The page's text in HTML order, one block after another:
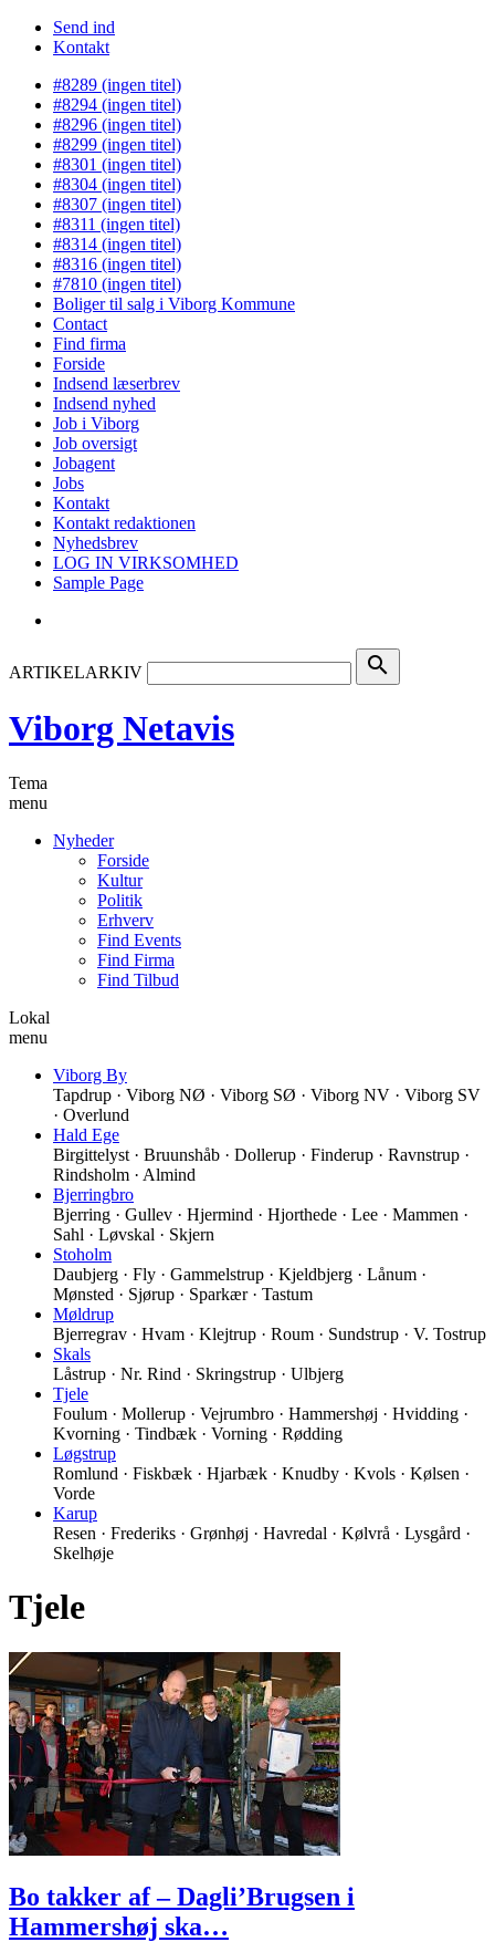
Send ind
Kontakt
#8289 (ingen titel)
#8294 (ingen titel)
#8296 (ingen titel)
#8299 (ingen titel)
#8301 (ingen titel)
#8304 (ingen titel)
#8307 (ingen titel)
#8311 (ingen titel)
#8314 (ingen titel)
#8316 (ingen titel)
#7810 (ingen titel)
Boliger til salg i Viborg Kommune
Contact
Find firma
Forside
Indsend læserbrev
Indsend nyhed
Job i Viborg
Job oversigt
Jobagent
Jobs
Kontakt
Kontakt redaktionen
Nyhedsbrev
LOG IN VIRKSOMHED
Sample Page
ARTIKELARKIV search
Viborg Netavis
Tema
menu
Nyheder
Forside
Kultur
Politik
Erhverv
Find Events
Find Firma
Find Tilbud
Lokal
menu
Viborg By
Tapdrup · Viborg NØ · Viborg SØ · Viborg NV · Viborg SV
· Overlund
Hald Ege
Birgittelyst · Bruunshåb · Dollerup · Finderup · Ravnstrup ·
Rindsholm · Almind
Bjerringbro
Bjerring · Gullev · Hjermind · Hjorthede · Lee · Mammen ·
Sahl · Løvskal · Skjern
Stoholm
Daubjerg · Fly · Gammelstrup · Kjeldbjerg · Lånum ·
Mønsted · Sjørup · Sparkær · Tastum
Møldrup
Bjerregrav · Hvam · Klejtrup · Roum · Sundstrup · V. Tostrup
Skals
Låstrup · Nr. Rind · Skringstrup · Ulbjerg
Tjele
Foulum · Mollerup · Vejrumbro · Hammershøj · Hvidding ·
Kvorning · Tindbæk · Vorning · Rødding
Løgstrup
Romlund · Fiskbæk · Hjarbæk · Knudby · Kvols · Kølsen ·
Vorde
Karup
Resen · Frederiks · Grønhøj · Havredal · Kølvrå · Lysgård ·
Skelhøje
Tjele
Bo takker af – Dagli’Brugsen i
Hammershøj ska…